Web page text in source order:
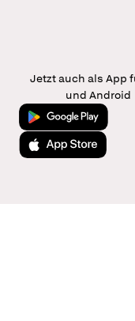
Jetzt auch als App
und Android
Jetzt bei Google Play
Laden im App Store